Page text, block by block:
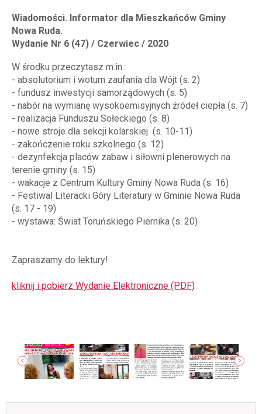
Wiadomości. Informator dla Mieszkańców Gminy
Nowa Ruda.
Wydanie Nr 6 (47) / Czerwiec / 2020
W środku przeczytasz m.in.:
- absolutorium i wotum zaufania dla Wójt (s. 2)
- fundusz inwestycji samorządowych (s. 5)
- nabór na wymianę wysokoemisyjnych źródeł ciepła (s. 7)
- realizacja Funduszu Sołeckiego (s. 8)
- nowe stroje dla sekcji kolarskiej (s. 10-11)
- zakończenie roku szkolnego (s. 12)
- dezynfekcja placów zabaw i siłowni plenerowych na
terenie gminy (s. 15)
- wakacje z Centrum Kultury Gminy Nowa Ruda (s. 16)
- Festiwal Literacki Góry Literatury w Gminie Nowa Ruda
(s. 17 - 19)
- wystawa: Świat Toruńskiego Piernika (s. 20)
Zapraszamy do lektury!
kliknij i pobierz Wydanie Elektroniczne (PDF)